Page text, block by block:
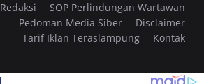
Redaksi
SOP Perlindungan Wartawan
Pedoman Media Siber
Disclaimer
Tarif Iklan Teraslampung
Kontak